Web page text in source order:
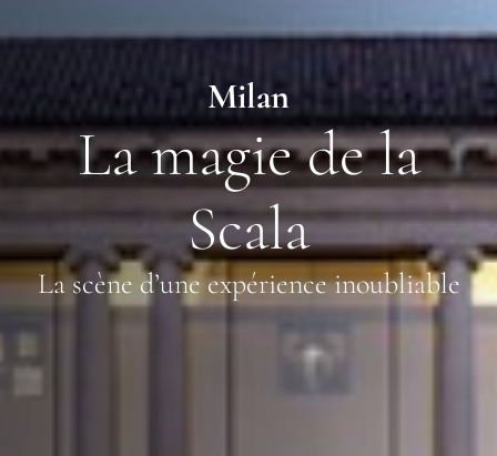
Milan
La magie de la
Scala
La scène d’une expérience inoubliable